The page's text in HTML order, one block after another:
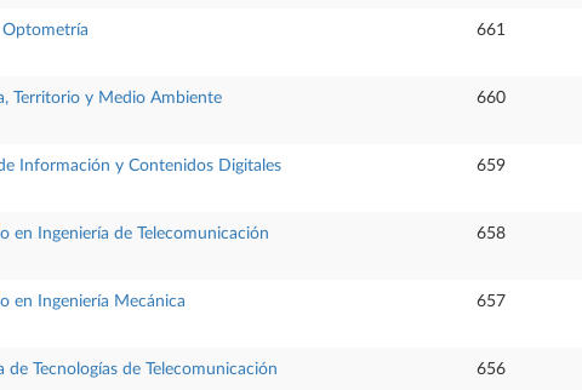
661
Territorio y Medio Ambiente 660
Información y Contenidos Digitales 659
en Ingeniería de Telecomunicación 658
en Ingeniería Mecánica 657
de Tecnologías de Telecomunicación 656